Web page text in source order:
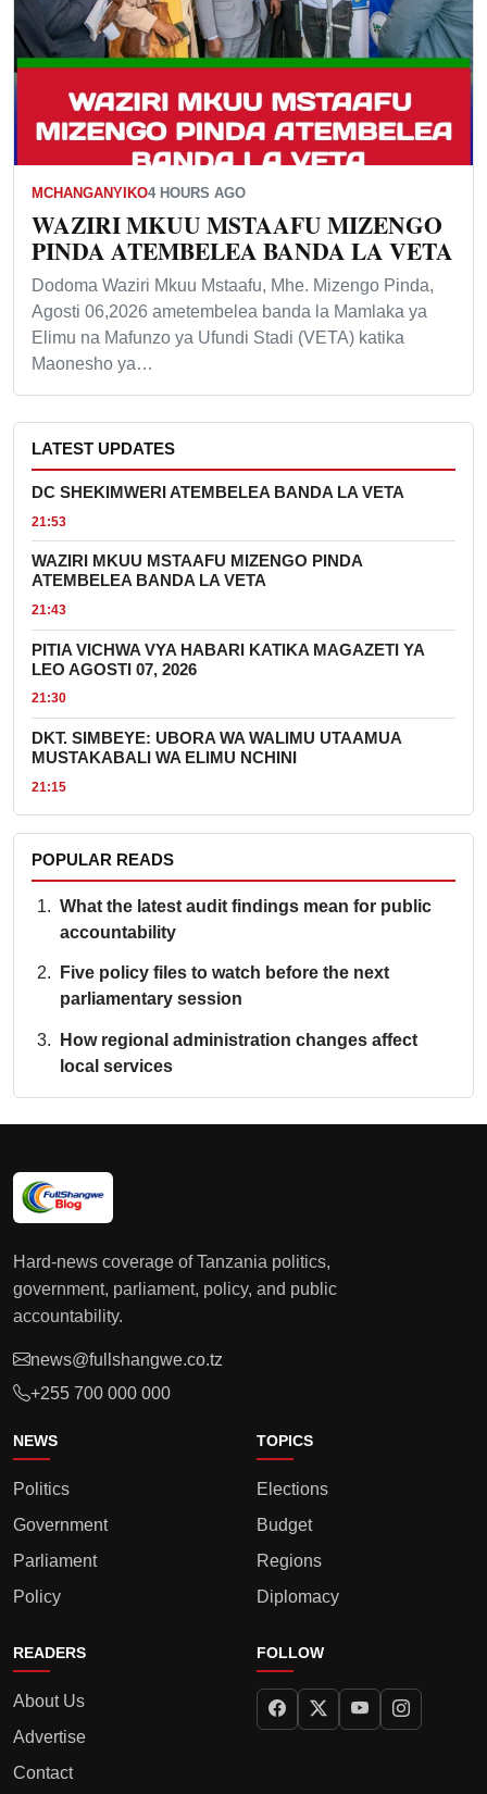
MCHANGANYIKO4 HOURS AGO
WAZIRI MKUU MSTAAFU MIZENGO
PINDA ATEMBELEA BANDA LA VETA
Dodoma Waziri Mkuu Mstaafu, Mhe. Mizengo Pinda,
Agosti 06,2026 ametembelea banda la Mamlaka ya
Elimu na Mafunzo ya Ufundi Stadi (VETA) katika
Maonesho ya…
LATEST UPDATES
DC SHEKIMWERI ATEMBELEA BANDA LA VETA
21:53
WAZIRI MKUU MSTAAFU MIZENGO PINDA
ATEMBELEA BANDA LA VETA
21:43
PITIA VICHWA VYA HABARI KATIKA MAGAZETI YA
LEO AGOSTI 07, 2026
21:30
DKT. SIMBEYE: UBORA WA WALIMU UTAAMUA
MUSTAKABALI WA ELIMU NCHINI
21:15
POPULAR READS
What the latest audit findings mean for public
accountability
Five policy files to watch before the next
parliamentary session
How regional administration changes affect
local services
Hard-news coverage of Tanzania politics,
government, parliament, policy, and public
accountability.
news@fullshangwe.co.tz
+255 700 000 000
NEWS
Politics
Government
Parliament
Policy
TOPICS
Elections
Budget
Regions
Diplomacy
READERS
About Us
Advertise
Contact
FOLLOW